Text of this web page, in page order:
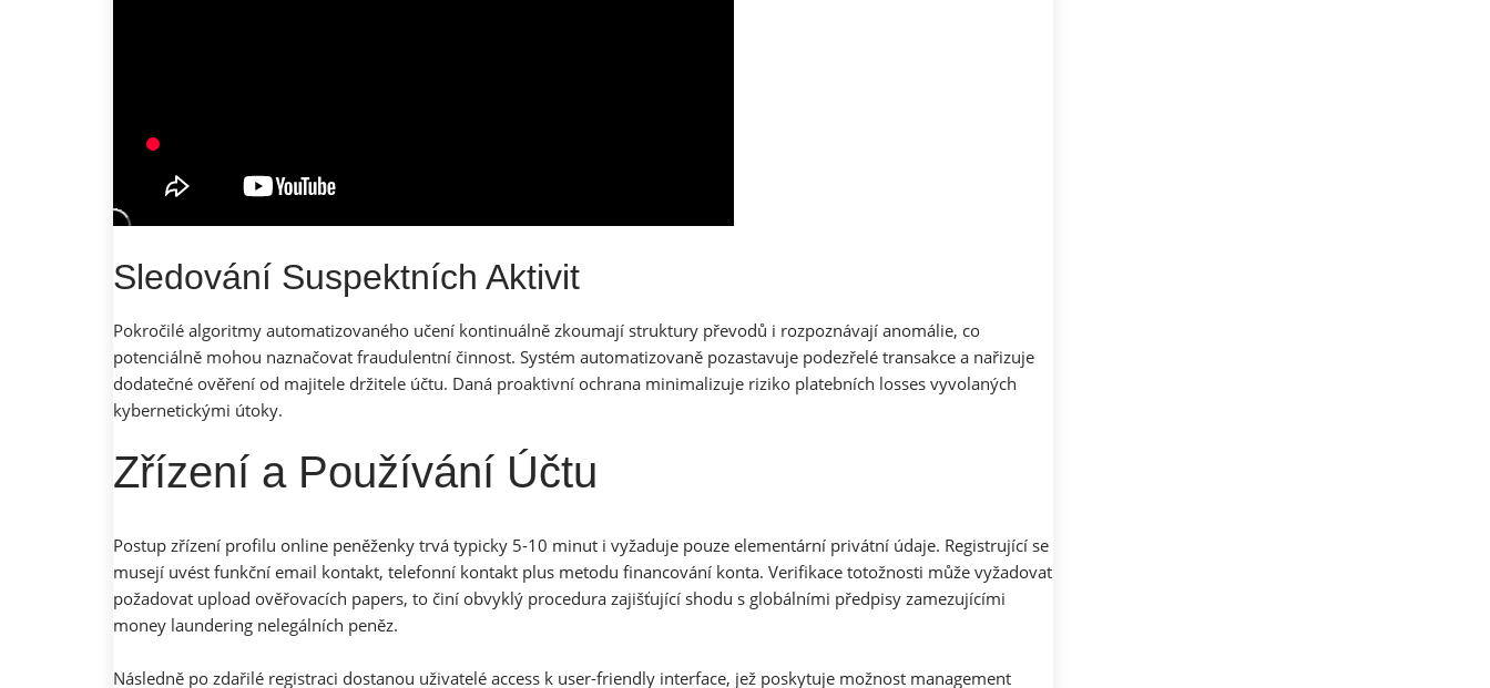
Sledování Suspektních Aktivit
Pokročilé algoritmy automatizovaného učení kontinuálně zkoumají struktury převodů i rozpoznávají anomálie, co
potenciálně mohou naznačovat fraudulentní činnost. Systém automatizovaně pozastavuje podezřelé transakce a nařizuje
dodatečné ověření od majitele držitele účtu. Daná proaktivní ochrana minimalizuje riziko platebních losses vyvolaných
kybernetickými útoky.
Zřízení a Používání Účtu
Postup zřízení profilu online peněženky trvá typicky 5-10 minut i vyžaduje pouze elementární privátní údaje. Registrující se
musejí uvést funkční email kontakt, telefonní kontakt plus metodu financování konta. Verifikace totožnosti může vyžadovat
požadovat upload ověřovacích papers, to činí obvyklý procedura zajišťující shodu s globálními předpisy zamezujícími
money laundering nelegálních peněz.
Následně po zdařilé registraci dostanou uživatelé access k user-friendly interface, jež poskytuje možnost management